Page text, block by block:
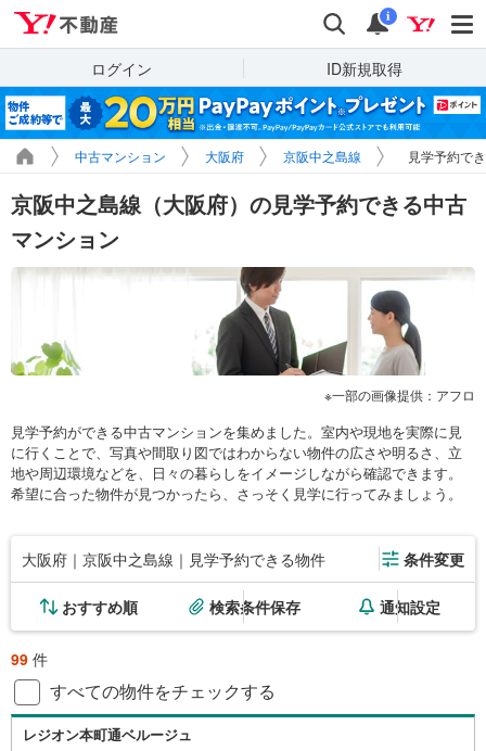
検索 通知
i
ログイン ID新規取得
中古マンション 大阪府 京阪中之島線 見学予約で
京阪中之島線（大阪府）の見学予約できる中古
マンション
一部の画像提供：アフロ
見学予約ができる中古マンションを集めました。室内や現地を実際に見
に行くことで、写真や間取り図ではわからない物件の広さや明るさ、立
地や周辺環境などを、日々の暮らしをイメージしながら確認できます。
希望に合った物件が見つかったら、さっそく見学に行ってみましょう。
大阪府｜京阪中之島線｜見学予約できる物件 条件変更
おすすめ順 検索条件保存 通知設定
99 件
すべての物件をチェックする
レジオン本町通ベルージュ